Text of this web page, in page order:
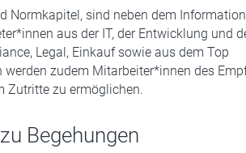
Normkapitel, sind neben dem Information
aus der IT, der Entwicklung und
Legal, Einkauf sowie aus dem Top
zudem Mitarbeiter*innen des
Zutritte zu ermöglichen.
Begehungen